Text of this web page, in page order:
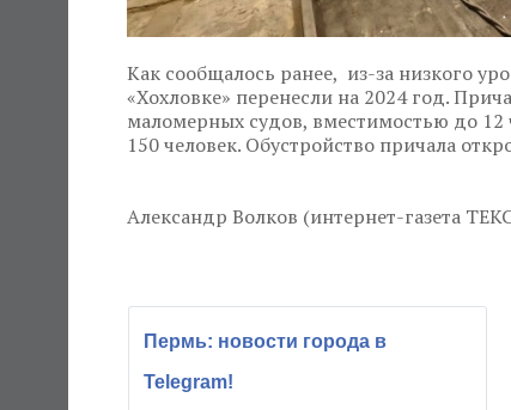
Как сообщалось ранее, из-за низкого
«Хохловке» перенесли на 2024 год.
маломерных судов, вместимостью до
150 человек. Обустройство причала
Александр Волков (интернет-газета
Пермь: новости города в
Telegram!